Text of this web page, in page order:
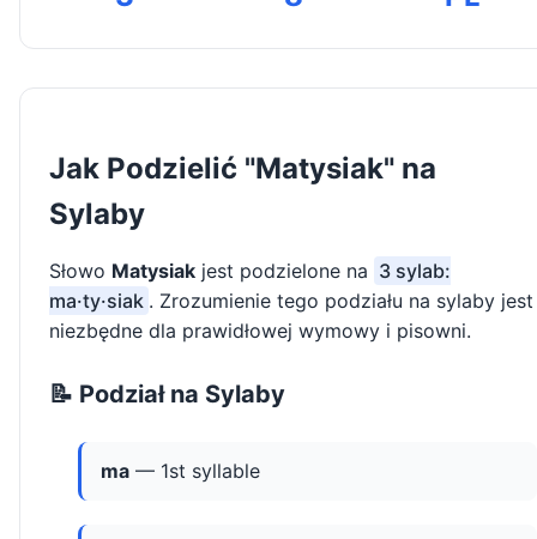
Jak Podzielić "Matysiak" na
Sylaby
Słowo Matysiak jest podzielone na 3 sylab:
ma·ty·siak . Zrozumienie tego podziału na sylaby jest
niezbędne dla prawidłowej wymowy i pisowni.
📝 Podział na Sylaby
ma — 1st syllable